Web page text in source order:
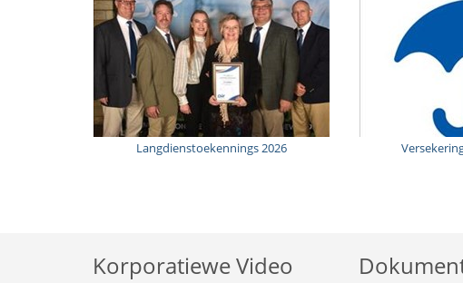
Langdienstoekennings 2026
Korporatiewe Video